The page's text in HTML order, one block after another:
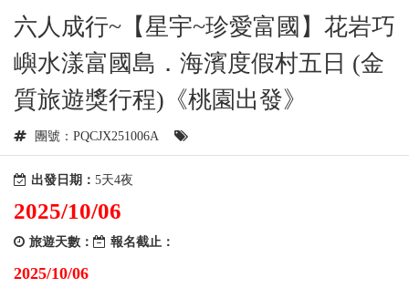
六人成行~【星宇~珍愛富國】花岩巧
嶼水漾富國島．海濱度假村五日 (金
質旅遊獎行程)《桃園出發》
團號：PQCJX251006A
出發日期：
2025/10/06
旅遊天數：
5天4夜
報名截止：
2025/10/06